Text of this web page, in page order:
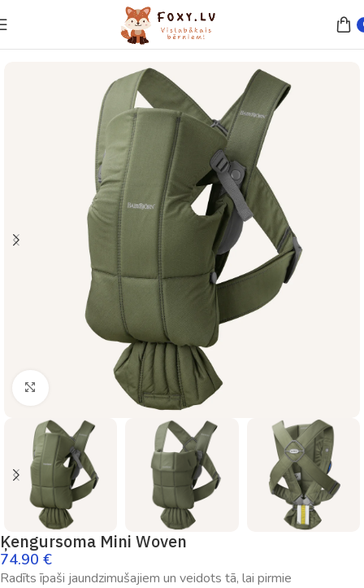
Sākums Ķengursomas un piederumi
Ķengursoma Mini Woven
74.90 €
Radīts īpaši jaundzimušajiem un veidots tā, lai pirmie